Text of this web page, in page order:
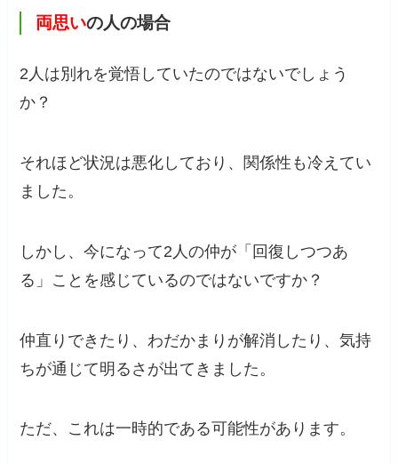
両思いの人の場合
2人は別れを覚悟していたのではないでしょう
か？
それほど状況は悪化しており、関係性も冷えてい
ました。
しかし、今になって2人の仲が「回復しつつあ
る」ことを感じているのではないですか？
仲直りできたり、わだかまりが解消したり、気持
ちが通じて明るさが出てきました。
ただ、これは一時的である可能性があります。